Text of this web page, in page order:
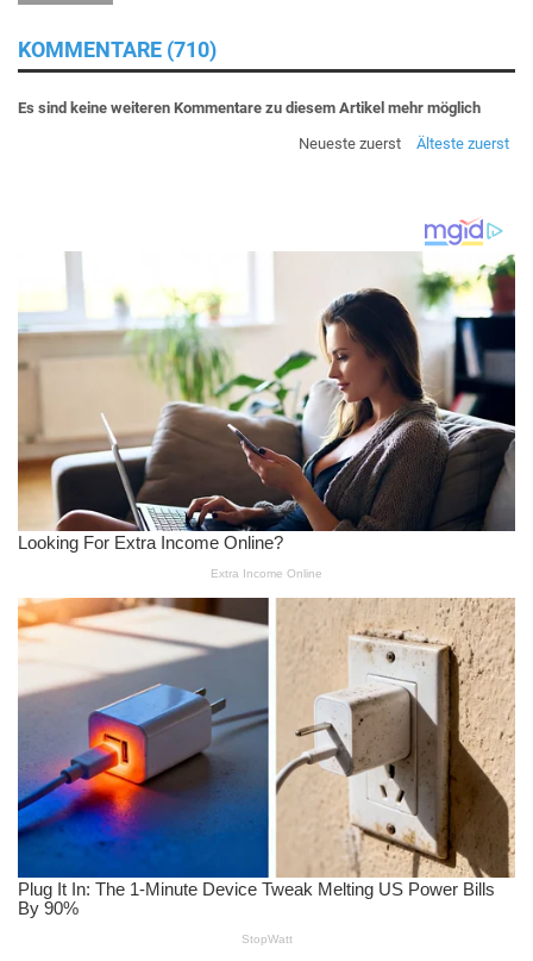
KOMMENTARE (710)
Es sind keine weiteren Kommentare zu diesem Artikel mehr möglich
Neueste zuerst
Älteste zuerst